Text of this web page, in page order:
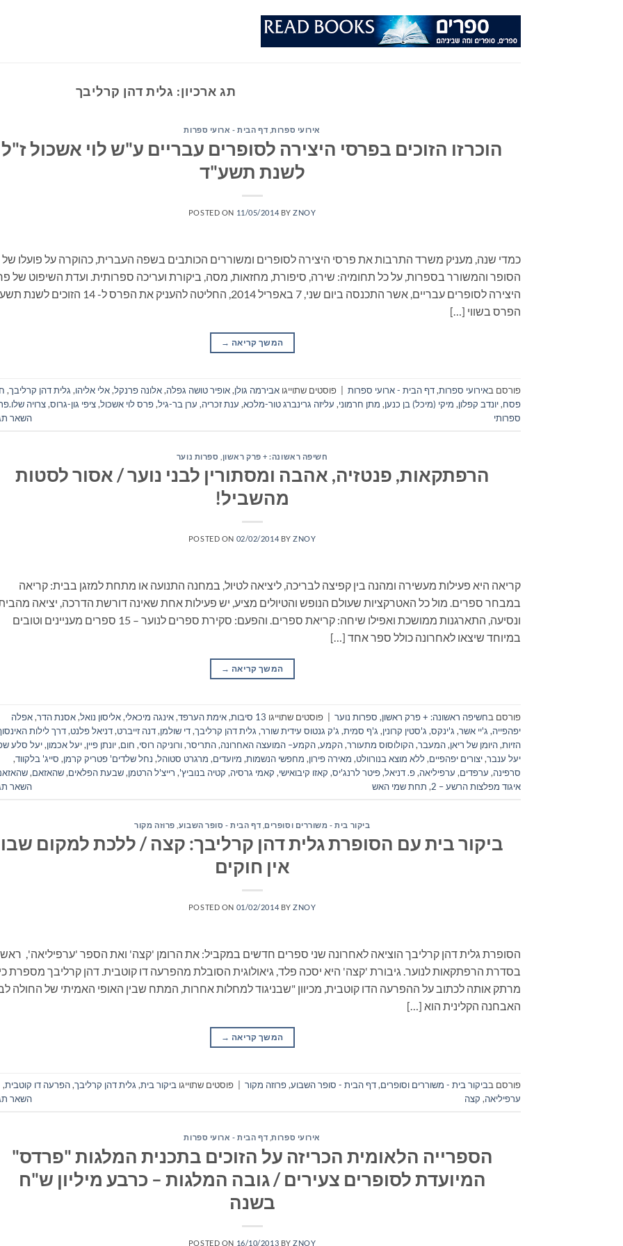
תג ארכיון: גלית דהן קרליבך
אירועי ספרות, דף הבית - ארועי ספרות
הוכרזו הזוכים בפרסי היצירה לסופרים עבריים ע"ש לוי אשכול ז"ל
לשנת תשע"ד
POSTED ON 11/05/2014 BYZNOY
כמדי שנה, מעניק משרד התרבות את פרסי היצירה לסופרים ומשוררים הכותבים בשפה העברית, כהוקרה על פועלו של
הסופר והמשורר בספרות, על כל תחומיה: שירה, סיפורת, מחזאות, מסה, ביקורת ועריכה ספרותית. ועדת השיפוט של
היצירה לסופרים עבריים, אשר התכנסה ביום שני, 7 באפריל 2014, החליטה להעניק את הפרס ל- 14
הפרס בשווי […]
המשך קריאה →
פורסם באירועי ספרות,דף הבית - ארועי ספרות פוסטים שתוייגו אבירמה גולן,אופיר טושה גפלה,אלונה פרנקל,אלי אליהו, גלית דהן קרליבך,
פסח,יונדב קפלון, מיקי (מיכל) בן כנען, מתן חרמוני, עליזה גרינברג טור-מלכא, ענת זכריה, ערן בר-גיל,פרס לוי אשכול,ציפי גון-גרוס,צרויה
ספרותי
השאר
חשיפה ראשונה: + פרק ראשון ספרות נוער
הרפתקאות, פנטזיה, אהבה ומסתורין לבני נוער / אסור לסטות
מהשביל!
POSTED ON 02/02/2014 BYZNOY
קריאה היא פעילות מעשירה ומהנה בין קפיצה לבריכה, ליציאה לטיול, במחנה התנועה או מתחת למזגן בבית: קריאה
במבחר ספרים. מול כל האטרקציות שעולם הנופש והטיולים מציע, יש פעילות אחת שאינה דורשת הדרכה, יציאה
ונסיעה, התארגנות ממושכת ואפילו שיחה: קריאת ספרים. והפעם: סקירת ספרים לנוער – 15 ספרים מעניינים וטובים
במיוחד שיצאו לאחרונה כולל ספר אחד […]
המשך קריאה →
פורסם בחשיפה ראשונה: + פרק ראשון, ספרות נוער פוסטים שתוייגו 13 סיבות ,אימת הערפד,אינגה מיכאלי,אליסון נואל,אסנת הדר,אפלה
יפהפייה, ג'יי אשר, ג'ינקס, ג'סטין קרונין, ג'ף סמית, ג'ק גנטוס עידית שורר, גלית דהן קרליבך,די שולמן,דנה זייברט,דניאל פלנט,דרך לילות
הזיות,היומן של ריאן,המעבר,הקולוסוס מתעורר,הקמע,הקמע– המועצה האחרונה,התריסר,ורוניקה רוסי, חום,יונתן פיין,יעל אכמון,יעל סלע
יעל ענבר,יצורים יפהפיים,ללא מוצא בנורוולט, מאירה פירון, מחפשי הנשמות, מיועדים, מרגרט סטוהל, נחל שלדים' פטריק קרמן, סייג' בלקווד,
סרפינה, ערפדים, ערפיליאה,פ. דניאל,פיטר לרנג'יס, קאזו קיבואישי, קאמי גרסיה, קטיה בנוביץ', רייצ'ל הרטמן,שבעת הפלאים,שהאזאם,
איגוד מפלצות הרשע – 2
, תחת שמי האש השאר
ביקור בית - משוררים וסופרים דף הבית - סופר השבוע פרוזה מקור
ביקור בית עם הסופרת גלית דהן קרליבך: קצה / ללכת למקום שבו
אין חוקים
POSTED ON 01/02/2014 BYZNOY
הסופרת גלית דהן קרליבך הוציאה לאחרונה שני ספרים חדשים במקביל: את הרומן 'קצה' ואת הספר 'ערפיליאה',
בסדרת הרפתקאות לנוער. גיבורת 'קצה' היא יסכה פלד, גיאולוגית הסובלת מהפרעה דו קוטבית. דהן קרליבך מספרת כי
מרתק אותה לכתוב על ההפרעה הדו קוטבית, מכיוון "שבניגוד למחלות אחרות, המתח שבין האופי האמיתי של החולה
האבחנה הקלינית הוא […]
המשך קריאה →
פורסם בביקור בית - משוררים וסופרים,דף הבית - סופר השבוע,פרוזה מקור פוסטים שתוייגו ביקור בית, גלית דהן קרליבך,הפרעה דו קוטבית,
ערפיליאה, קצה השאר
אירועי ספרות, דף הבית - ארועי ספרות
הספרייה הלאומית הכריזה על הזוכים בתכנית המלגות "פרדס"
המיועדת לסופרים צעירים / גובה המלגות – כרבע מיליון ש"ח
בשנה
POSTED ON 16/10/2013 BYZNOY